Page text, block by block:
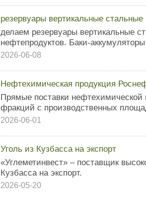
резервуары вертикальные стальные
делаем резервуары вертикальные
нефтепродуктов. Баки-
2026-06-08
Нефтехимическая продукция
Прямые поставки нефтехимической
фракций с производственных
2026-06-01
Уголь из Кузбасса на экспорт
«Углеметинвест» – поставщик
Кузбасса на экспорт.
2026-05-20